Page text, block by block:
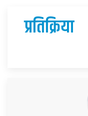
प्रतिक्रिया